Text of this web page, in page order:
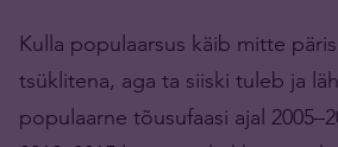
Kulla populaarsus käib mitte
tsüklitena, aga ta siiski tuleb ja
populaarne tõusufaasi ajal